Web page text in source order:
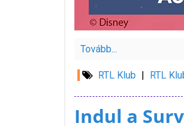
Tovább...
RTL Klub | RTL
Indul a